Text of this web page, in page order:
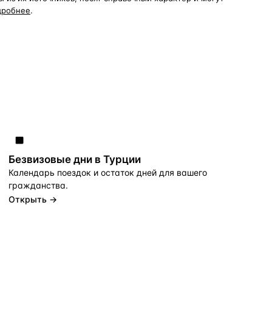
.
Безвизовые дни в Турции
Календарь поездок и остаток дней для вашего
гражданства.
Открыть →